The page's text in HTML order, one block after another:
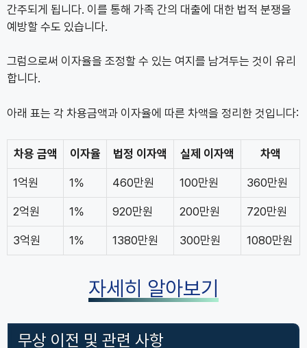
간주되게 됩니다. 이를 통해 가족 간의 대출에 대한 법적 분쟁을
예방할 수도 있습니다.
그럼으로써 이자율을 조정할 수 있는 여지를 남겨두는 것이 유리
합니다.
아래 표는 각 차용금액과 이자율에 따른 차액을 정리한 것입니다:
차용 금액 이자율 법정 이자액 실제 이자액 차액
1억원 1% 460만원 100만원 360만원
2억원 1% 920만원 200만원 720만원
3억원 1% 1380만원 300만원 1080만원
자세히 알아보기
무상 이전 및 관련 사항